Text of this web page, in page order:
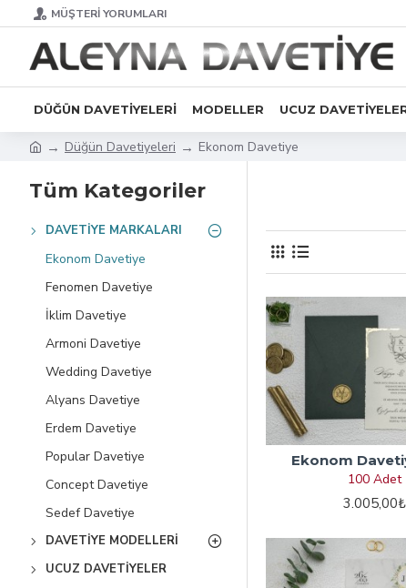
MÜŞTERI YORUMLARI
DÜĞÜN DAVETIYELERI MODELLER UCUZ
Düğün Davetiyeleri Ekonom Davetiye
Tüm Kategoriler
DAVETIYE MARKALARI
Ekonom Davetiye
Fenomen Davetiye
İklim Davetiye
Armoni Davetiye
Wedding Davetiye
Alyans Davetiye
Erdem Davetiye
Popular Davetiye
Concept Davetiye
Sedef Davetiye
DAVETIYE MODELLERI
UCUZ DAVETIYELER
Ekonom
100 Adet
3.005,00₺